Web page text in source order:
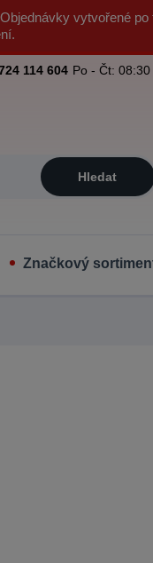
vytvořené
Hledat
114 604 Po - Čt:
Značkový